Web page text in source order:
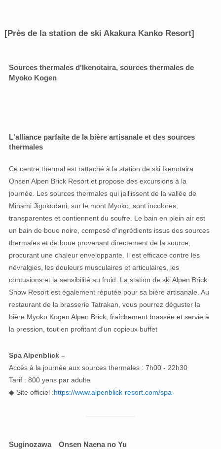
[Près de la station de ski Akakura Kanko Resort]
Sources thermales d'Ikenotaira, sources thermales de
Myoko Kogen
L'alliance parfaite de la bière artisanale et des sources
thermales
Ce centre thermal est rattaché à la station de ski Ikenotaira
Onsen Alpen Brick Resort et propose des excursions à la
journée. Les sources thermales qui jaillissent de la vallée de
Minami Jigokudani, sur le mont Myoko, sont incolores,
transparentes et contiennent du soufre. Le bain en plein air est
un bain de boue noire, composé d'ingrédients issus des sources
thermales et de boue provenant directement de la source,
procurant une chaleur enveloppante. Il est efficace contre les
névralgies, les douleurs musculaires et articulaires, les
contusions et la sensibilité au froid. La station de ski Alpen Brick
Snow Resort est également réputée pour sa bière artisanale. Au
restaurant de la brasserie Tatrakan, vous pourrez déguster la
bière Myoko Kogen Alpen Brick, fraîchement brassée et servie à
la pression, tout en profitant d'un copieux buffet
Spa Alpenblick –
Accès à la journée aux sources thermales : 7h00 - 22h30
Tarif : 800 yens par adulte
◆ Site officiel :https://www.alpenblick-resort.com/spa
Suginozawa Onsen Naena no Yu